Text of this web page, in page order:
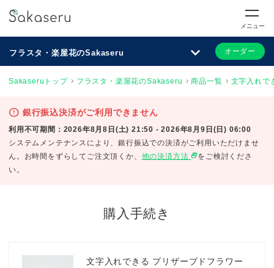
メニュー
フラスタ・楽屋花のSakaseru オーダー
Sakaseruトップ フラスタ・楽屋花のSakaseru 商品一覧 文字入れで
error 銀行振込決済がご利用できません
利用不可期間：2026年8月8日(土) 21:50 - 2026年8月9日(日) 06:00
システムメンテナンスにより、銀行振込での決済がご利用いただけませ
ん。お時間をずらしてご注文頂くか、 他の決済方法 select_windowをご検討くださ
い。
購入手続き
文字入れできる プリザーブドフラワー